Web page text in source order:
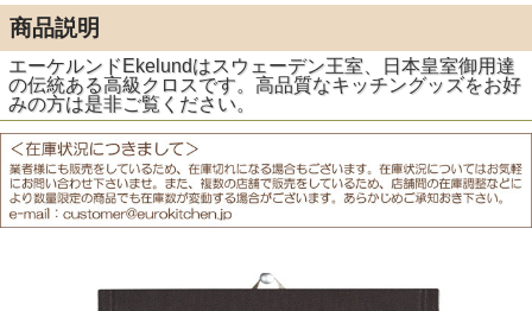
商品説明
エーケルンドEkelundはスウェーデン王室、日本皇室御用達
の伝統ある高級クロスです。高品質なキッチングッズをお好
みの方は是非ご覧ください。